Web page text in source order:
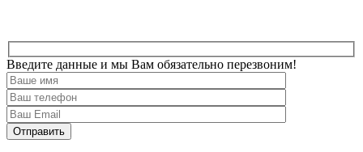
Введите данные и мы Вам обязательно перезвоним!